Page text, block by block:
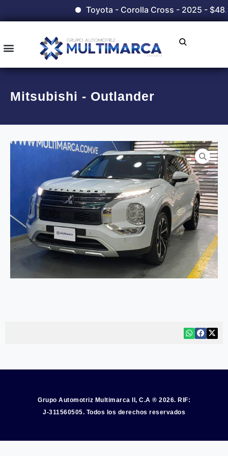
Toyota - Corolla Cross - 2025 -
Mitsubishi - Outlander
Grupo Automotriz Multimarca II, C.A ® 2026. RIF:
J-311560505. Todos los derechos reservados